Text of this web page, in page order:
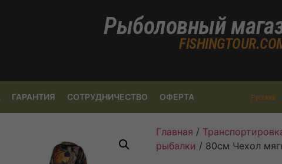
Рыболовный
Русский
ГАРАНТИЯ СОТРУДНИЧЕСТВО ОФЕРТА
Главная /
рыбалки / 80см Чехол